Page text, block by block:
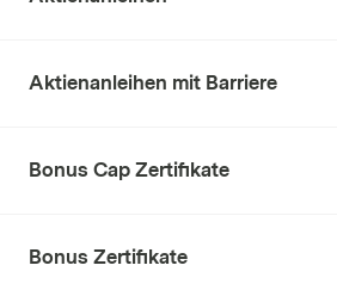
Aktienanleihen mit Barriere
Bonus Cap Zertifikate
Bonus Zertifikate